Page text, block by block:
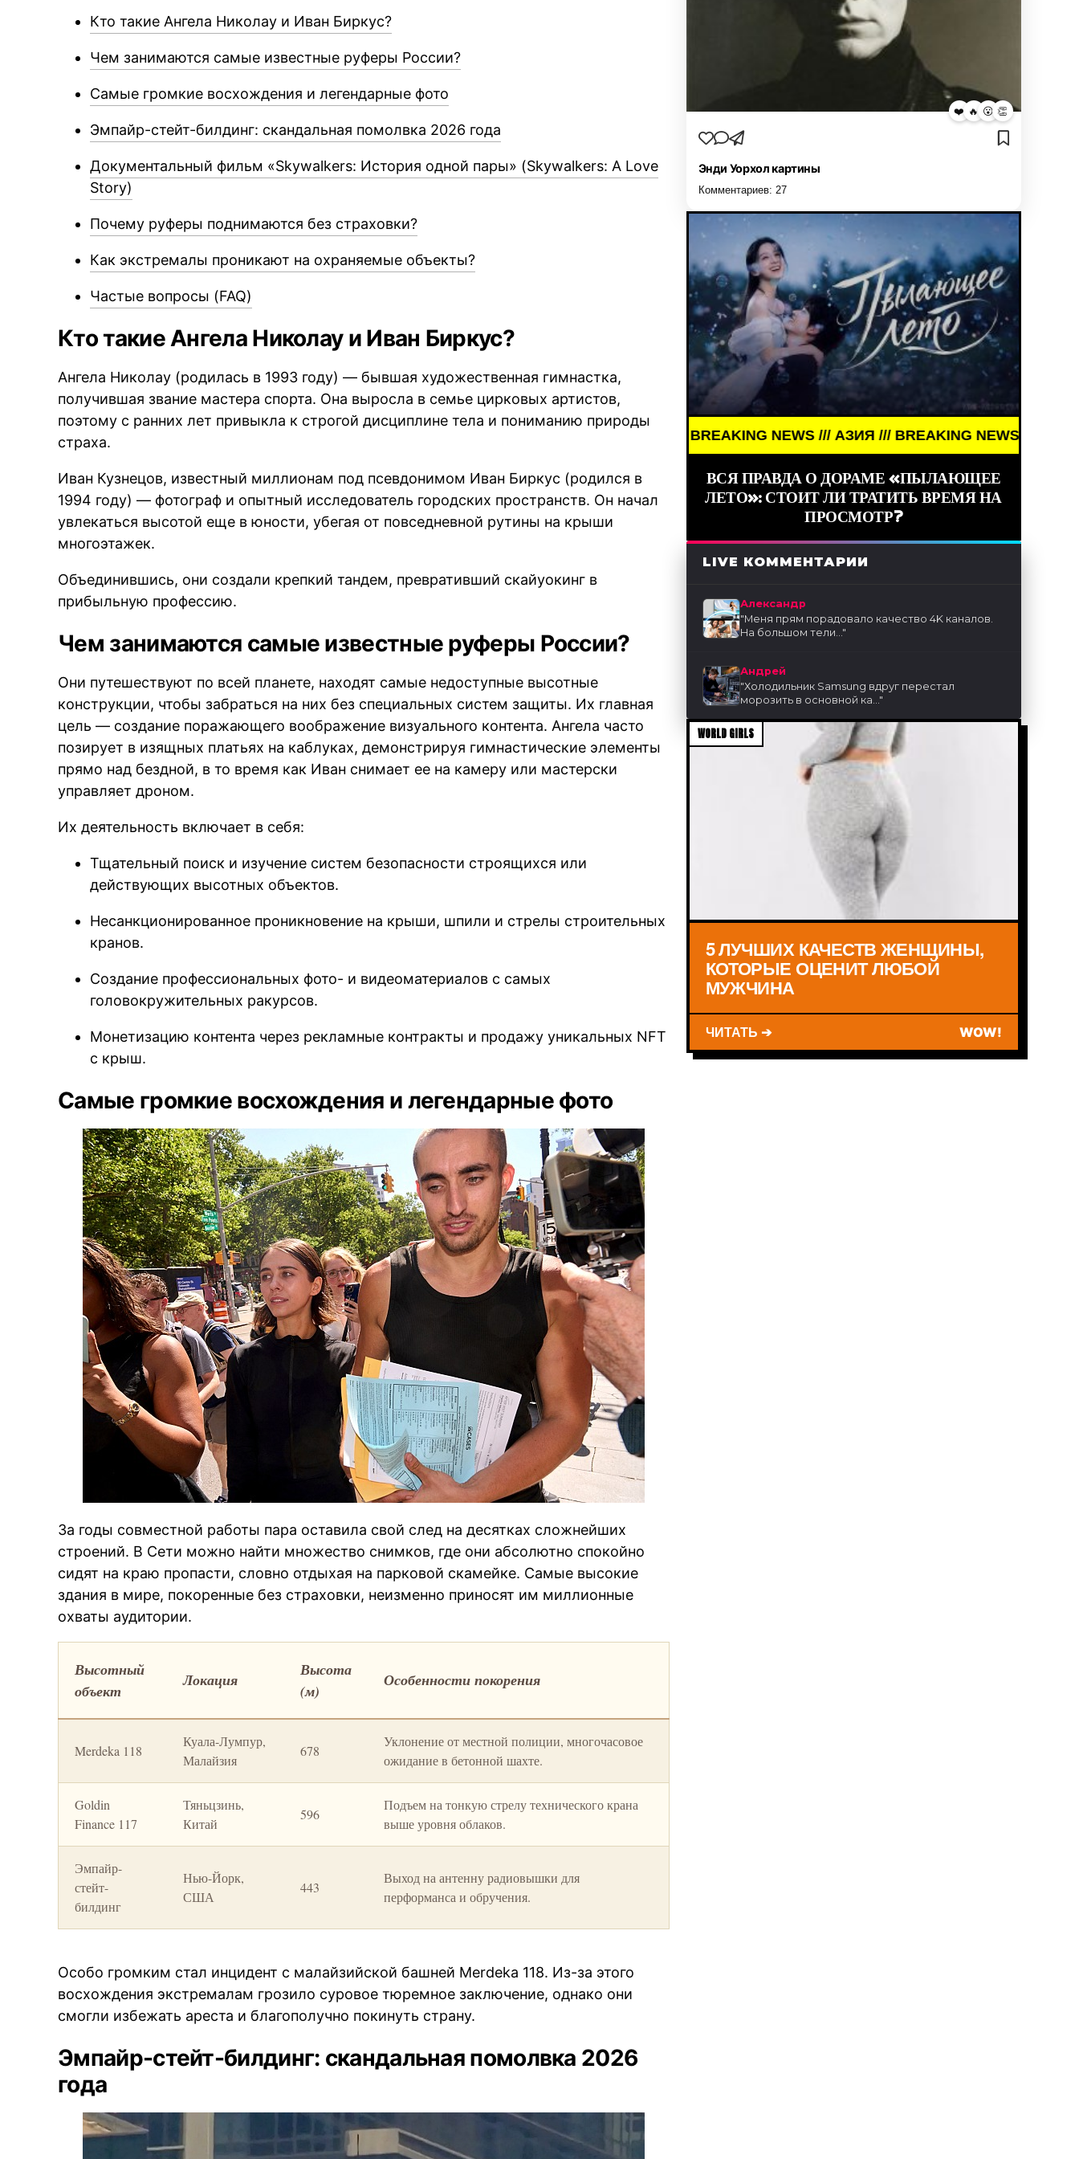
Кто такие Ангела Николау и Иван Биркус?
Чем занимаются самые известные руферы России?
Самые громкие восхождения и легендарные фото
Эмпайр-стейт-билдинг: скандальная помолвка 2026 года
Документальный фильм «Skywalkers: История одной пары» (Skywalkers: A Love
Story)
Почему руферы поднимаются без страховки?
Как экстремалы проникают на охраняемые объекты?
Частые вопросы (FAQ)
Кто такие Ангела Николау и Иван Биркус?
Ангела Николау (родилась в 1993 году) — бывшая художественная гимнастка,
получившая звание мастера спорта. Она выросла в семье цирковых артистов,
поэтому с ранних лет привыкла к строгой дисциплине тела и пониманию природы
страха.
Иван Кузнецов, известный миллионам под псевдонимом Иван Биркус (родился в
1994 году) — фотограф и опытный исследователь городских пространств. Он начал
увлекаться высотой еще в юности, убегая от повседневной рутины на крыши
многоэтажек.
Объединившись, они создали крепкий тандем, превративший скайуокинг в
прибыльную профессию.
Чем занимаются самые известные руферы России?
Они путешествуют по всей планете, находят самые недоступные высотные
конструкции, чтобы забраться на них без специальных систем защиты. Их главная
цель — создание поражающего воображение визуального контента. Ангела часто
позирует в изящных платьях на каблуках, демонстрируя гимнастические элементы
прямо над бездной, в то время как Иван снимает ее на камеру или мастерски
управляет дроном.
Их деятельность включает в себя:
Тщательный поиск и изучение систем безопасности строящихся или
действующих высотных объектов.
Несанкционированное проникновение на крыши, шпили и стрелы строительных
кранов.
Создание профессиональных фото- и видеоматериалов с самых
головокружительных ракурсов.
Монетизацию контента через рекламные контракты и продажу уникальных NFT
с крыш.
Самые громкие восхождения и легендарные фото
За годы совместной работы пара оставила свой след на десятках сложнейших
строений. В Сети можно найти множество снимков, где они абсолютно спокойно
сидят на краю пропасти, словно отдыхая на парковой скамейке. Самые высокие
здания в мире, покоренные без страховки, неизменно приносят им миллионные
охваты аудитории.
Высотный
объект
Локация
Высота
(м)
Особенности покорения
Merdeka 118
Куала-Лумпур,
Малайзия
678
Уклонение от местной полиции, многочасовое
ожидание в бетонной шахте.
Goldin
Finance 117
Тяньцзинь,
Китай
596
Подъем на тонкую стрелу технического крана
выше уровня облаков.
Эмпайр-
стейт-
билдинг
Нью-Йорк,
США
443
Выход на антенну радиовышки для
перформанса и обручения.
Особо громким стал инцидент с малайзийской башней Merdeka 118. Из-за этого
восхождения экстремалам грозило суровое тюремное заключение, однако они
смогли избежать ареста и благополучно покинуть страну.
Эмпайр-стейт-билдинг: скандальная помолвка 2026
года
❤️ 🔥 😮 👏
Энди Уорхол картины
Комментариев: 27
BREAKING NEWS /// АЗИЯ /// BREAKING NEWS /// АЗИЯ ///
ВСЯ ПРАВДА О ДОРАМЕ «ПЫЛАЮЩЕЕ
ЛЕТО»: СТОИТ ЛИ ТРАТИТЬ ВРЕМЯ НА
ПРОСМОТР?
LIVE КОММЕНТАРИИ
Александр
"Меня прям порадовало качество 4K каналов.
На большом тели..."
Андрей
"Холодильник Samsung вдруг перестал
морозить в основной ка..."
WORLD GIRLS
5 ЛУЧШИХ КАЧЕСТВ ЖЕНЩИНЫ,
КОТОРЫЕ ОЦЕНИТ ЛЮБОЙ
МУЖЧИНА
ЧИТАТЬ ➔ WOW!